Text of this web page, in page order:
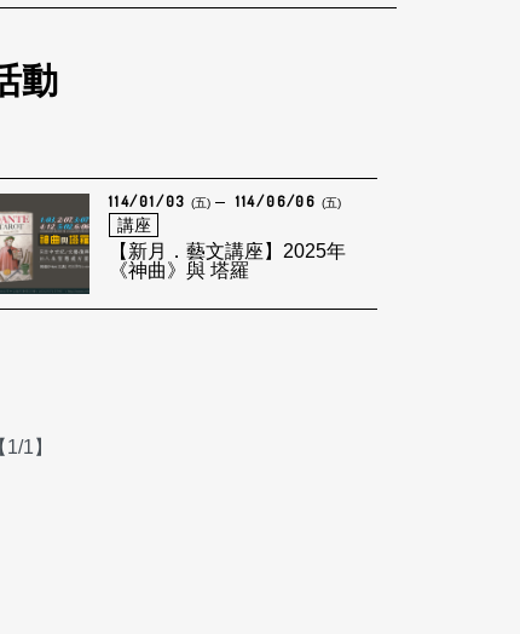
動
114/01/03 (五) 114/06/06 (五)
講座
【新月．藝文講座】2025年
《神曲》與 塔羅
1】